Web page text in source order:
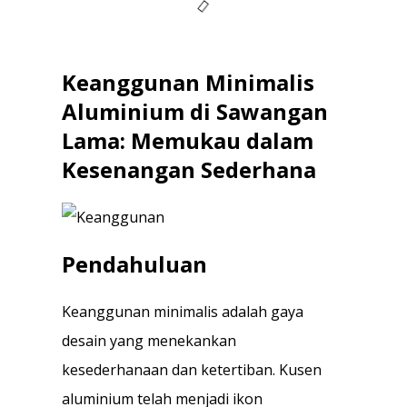
Keanggunan Minimalis
Aluminium di Sawangan
Lama: Memukau dalam
Kesenangan Sederhana
Pendahuluan
Keanggunan minimalis adalah gaya
desain yang menekankan
kesederhanaan dan ketertiban. Kusen
aluminium telah menjadi ikon